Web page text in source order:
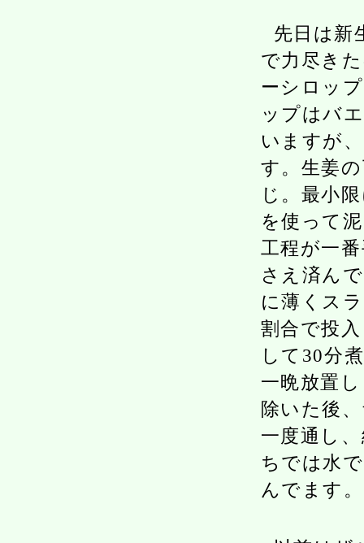
先日は新
で力尽き
ーシロッ
ップはバ
いますが
す。生姜
じ。最小
を使って
工程が一
さえ済ん
に薄くス
割合で投
して30分
一晩放置
除いた後
一度通し
ちでは水
んでます。